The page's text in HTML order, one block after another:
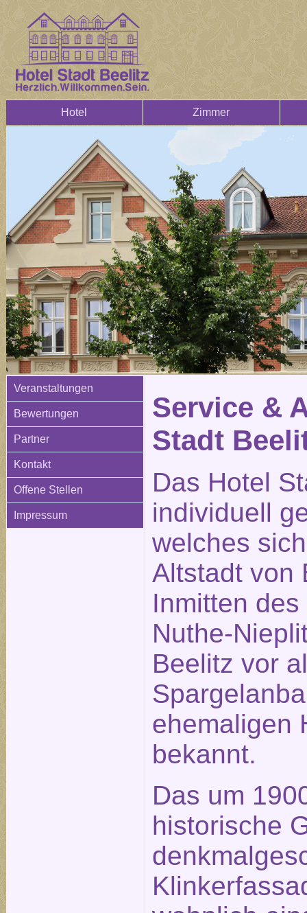
Hotel Zimmer
Veranstaltungen
Bewertungen
Partner
Kontakt
Offene Stellen
Impressum
Service &
Stadt
Das Hotel
individuell
welches
Altstadt von
Inmitten
Nuthe-
Beelitz vor
ehemaligen
bekannt.
Das um
historische